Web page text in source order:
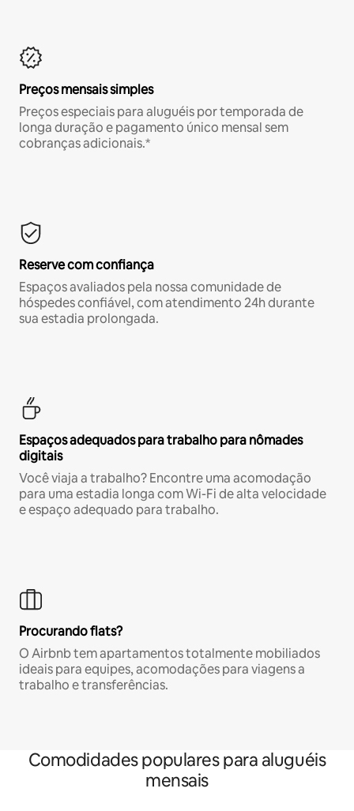
Preços mensais simples
Preços especiais para aluguéis por temporada de
longa duração e pagamento único mensal sem
cobranças adicionais.*
Reserve com confiança
Espaços avaliados pela nossa comunidade de
hóspedes confiável, com atendimento 24h durante
sua estadia prolongada.
Espaços adequados para trabalho para nômades
digitais
Você viaja a trabalho? Encontre uma acomodação
para uma estadia longa com Wi-Fi de alta velocidade
e espaço adequado para trabalho.
Procurando flats?
O Airbnb tem apartamentos totalmente mobiliados
ideais para equipes, acomodações para viagens a
trabalho e transferências.
Comodidades populares para aluguéis
mensais